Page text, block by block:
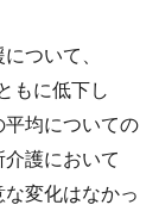
ついて、
もに低下し
均についての
護において
変化はなかっ